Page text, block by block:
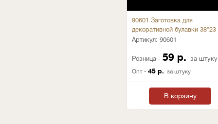
90601 Заготовка для
декоративной булавки
Артикул: 90601
Розница - 59 р. за штуку
Опт - 45 р. за штуку
В корзину